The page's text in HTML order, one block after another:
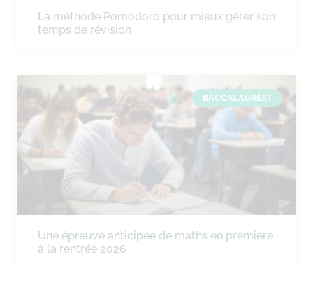
La méthode Pomodoro pour mieux gérer son
temps de révision
BACCALAURÉAT
Une épreuve anticipée de maths en première
à la rentrée 2026